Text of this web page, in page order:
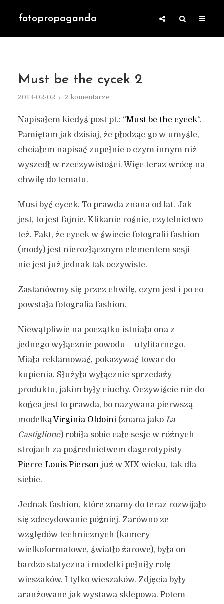
fotopropaganda
Must be the cycek 2
2013-02-02 2 komentarze
Napisałem kiedyś post pt.: “Must be the cycek“.
Pamiętam jak dzisiaj, że płodząc go w umyśle,
chciałem napisać zupełnie o czym innym niż
wyszedł w rzeczywistości. Więc teraz wrócę na
chwilę do tematu.
Musi być cycek. To prawda znana od lat. Jak
jest, to jest fajnie. Klikanie rośnie, czytelnictwo
też. Fakt, że cycek w świecie fotografii fashion
(mody) jest nierozłącznym elementem sesji –
nie jest już jednak tak oczywiste.
Zastanówmy się przez chwilę, czym jest i po co
powstała fotografia fashion.
Niewątpliwie na początku istniała ona z
jednego wyłącznie powodu – utylitarnego.
Miała reklamować, pokazywać towar do
kupienia. Służyła wyłącznie sprzedaży
produktu, jakim były ciuchy. Oczywiście nie do
końca jest to prawda, bo nazywana pierwszą
modelkąVirginia Oldoini (znana jako La
Castiglione) robiła sobie całe sesje w różnych
strojach za pośrednictwem dagerotypisty
Pierre-Louis Piersonjuż w XIX wieku, tak dla
siebie.
Jednak fashion, które znamy do teraz rozwijało
się zdecydowanie później. Zarówno ze
względów technicznych (kamery
wielkoformatowe, światło żarowe), była on
bardzo statyczna i modelki pełniły rolę
wieszaków. I tylko wieszaków. Zdjęcia były
aranżowane jak wystawa sklepowa. Potem